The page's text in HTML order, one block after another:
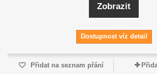
Zobrazit
Dostupnost víz detail
Přidat na seznam přání